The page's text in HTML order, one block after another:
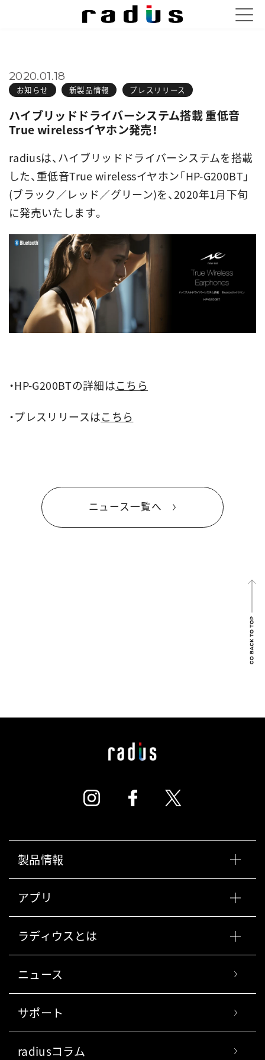
お知らせ 新製品情報 プレスリリース
2020.01.18
ハイブリッドドライバーシステム搭載 重低音
True wirelessイヤホン発売！
radiusは、ハイブリッドドライバーシステムを搭載
した、重低音True wirelessイヤホン「HP-G200BT」
(ブラック／レッド／グリーン)を、2020年1月下旬
に発売いたします。
・HP-G200BTの詳細はこちら
・プレスリリースはこちら
ニュース一覧へ
製品情報
アプリ
ラディウスとは
ニュース
サポート
radiusコラム